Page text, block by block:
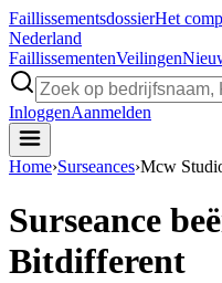
FaillissementsdossierHet
Nederland
FaillissementenVeilingen
InloggenAanmelden
Home›Surseances›Mcw
Surseance
Bitdifferent